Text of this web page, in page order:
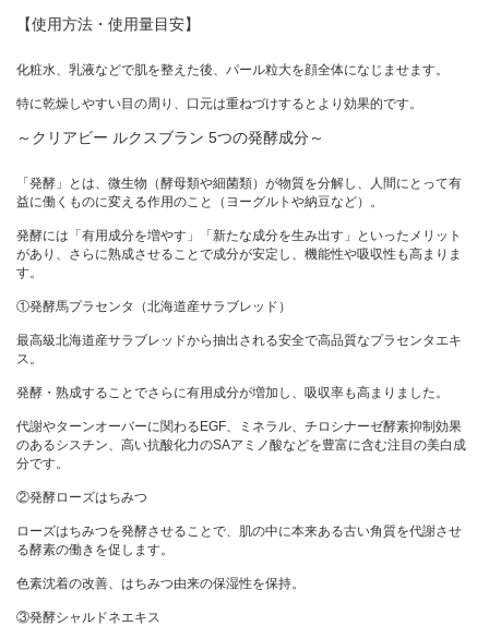
【使用方法・使用量目安】
化粧水、乳液などで肌を整えた後、パール粒大を顔全体になじませます。
特に乾燥しやすい目の周り、口元は重ねづけするとより効果的です。
～クリアビー ルクスブラン 5つの発酵成分～
「発酵」とは、微生物（酵母類や細菌類）が物質を分解し、人間にとって有
益に働くものに変える作用のこと（ヨーグルトや納豆など）。
発酵には「有用成分を増やす」「新たな成分を生み出す」といったメリット
があり、さらに熟成させることで成分が安定し、機能性や吸収性も高まりま
す。
①発酵馬プラセンタ（北海道産サラブレッド）
最高級北海道産サラブレッドから抽出される安全で高品質なプラセンタエキ
ス。
発酵・熟成することでさらに有用成分が増加し、吸収率も高まりました。
代謝やターンオーバーに関わるEGF、ミネラル、チロシナーゼ酵素抑制効果
のあるシスチン、高い抗酸化力のSAアミノ酸などを豊富に含む注目の美白成
分です。
②発酵ローズはちみつ
ローズはちみつを発酵させることで、肌の中に本来ある古い角質を代謝させ
る酵素の働きを促します。
色素沈着の改善、はちみつ由来の保湿性を保持。
③発酵シャルドネエキス